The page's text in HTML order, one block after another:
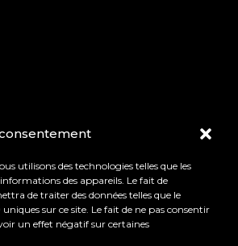
utilisons des technologies telles que les
des appareils. Le fait de
de traiter des données telles que le
sur ce site. Le fait de ne pas consentir
un effet négatif sur certaines
légales